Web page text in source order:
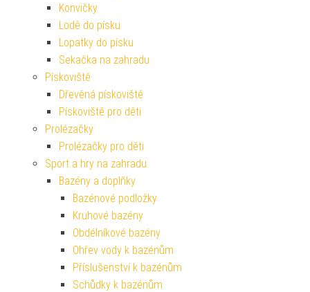
Konvičky
Lodě do písku
Lopatky do písku
Sekačka na zahradu
Pískoviště
Dřevěná pískoviště
Pískoviště pro děti
Prolézačky
Prolézačky pro děti
Sport a hry na zahradu
Bazény a doplňky
Bazénové podložky
Kruhové bazény
Obdélníkové bazény
Ohřev vody k bazénům
Příslušenství k bazénům
Schůdky k bazénům